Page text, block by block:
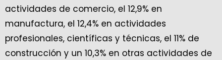
actividades de comercio, el 12,9% en
manufactura, el 12,4% en actividades
profesionales, científicas y técnicas, el 11% de
construcción y un 10,3% en otras actividades de